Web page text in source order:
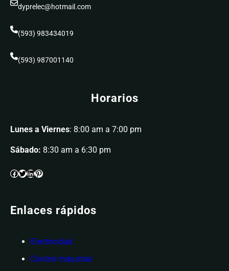
dyprelec@hotmail.com
(593) 983434019
(593) 987001140
Horarios
Lunes a Viernes: 8:00 am a 7:00 pm
Sábado: 8:30 am a 6:30 pm
Enlaces rápidos
Electricidad
Control Industrial